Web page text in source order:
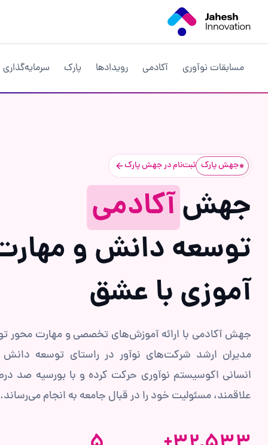
مسابقات نوآوری آکادمی رویداد‌ها پارک سرمایه‌گذاری
جهش پارک ثبت‌نام در جهش پارک
جهش‌آکادمی
توسعه دانش و
آموزی با عشق
جهش آکادمی با ارائه آموزش‌های تخصصی و مهارت محور
مدیران ارشد شرکت‌های نوآور در راستای توسعه
انسانی اکوسیستم نوآوری حرکت کرده و با بورسیه صد
علاقمند، مسئولیت خود را در قبال جامعه به انجام می‌رساند.